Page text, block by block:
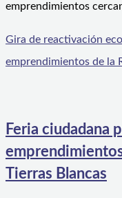
emprendimientos
Gira de reactivación
emprendimientos de la
Feria ciudadana
Tierras Blancas